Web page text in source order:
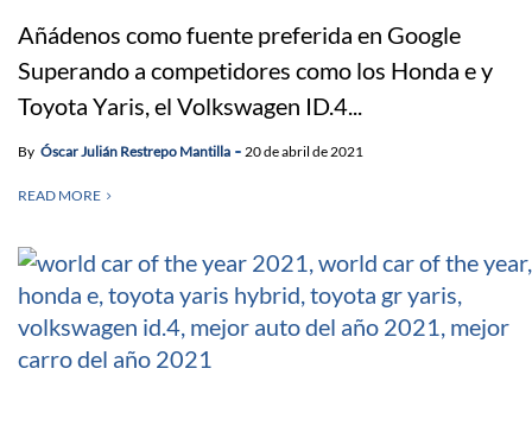
Añádenos como fuente preferida en Google
Superando a competidores como los Honda e y
Toyota Yaris, el Volkswagen ID.4...
By Óscar Julián Restrepo Mantilla 20 de abril de 2021
READ MORE